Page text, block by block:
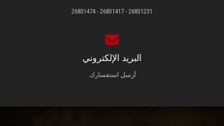
26831231 - 26831417 - 26831474
البريد الإلكتروني
أرسل استفسارك.